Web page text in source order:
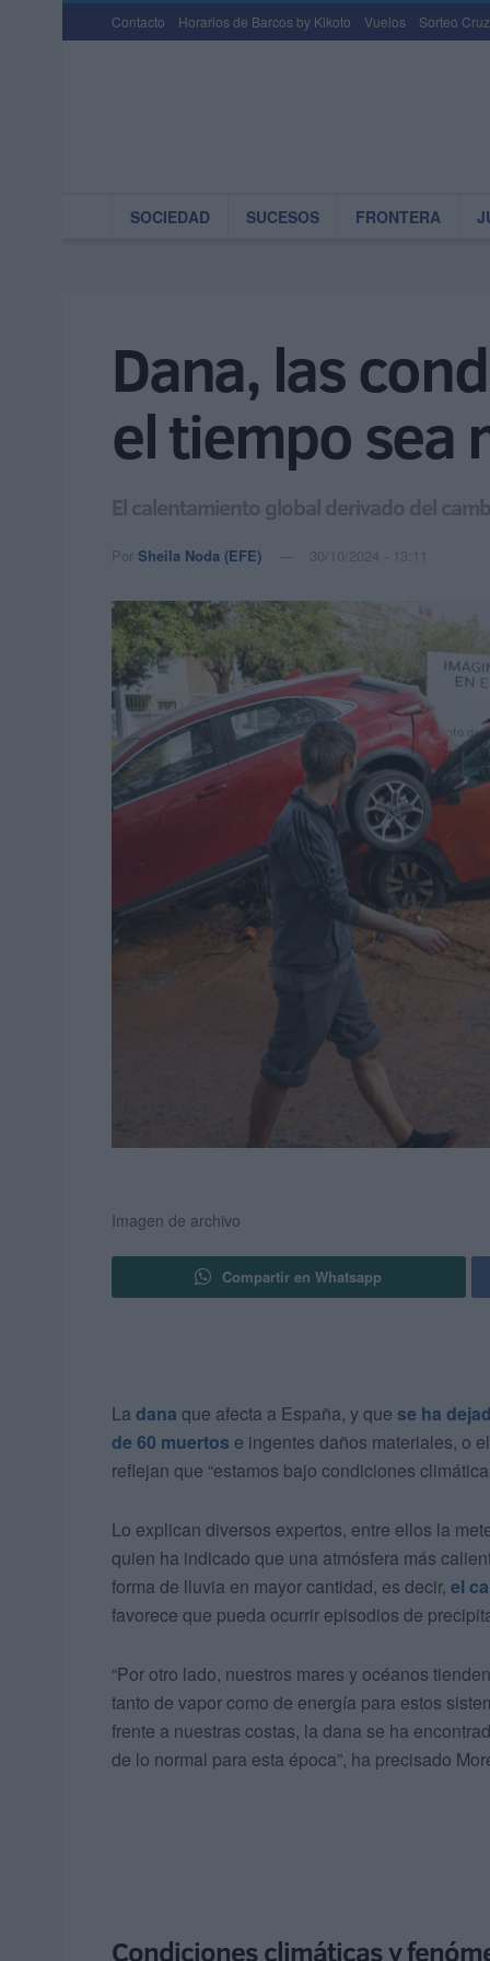
Contacto Horarios de Barcos by Kikoto Vuelos Sorteo
SOCIEDAD SUCESOS FRONTERA
Dana, las
el tiempo sea
El calentamiento global derivado del
Por Sheila Noda (EFE) 30/10/2024 - 13:11
Imagen de archivo
Compartir en Whatsapp
La dana que afecta a España, y que se ha
de 60 muertos e ingentes daños materiales, o
reflejan que “estamos bajo condiciones
Lo explican diversos expertos, entre ellos la
quien ha indicado que una atmósfera más
forma de lluvia en mayor cantidad, es decir, el
favorece que pueda ocurrir episodios de
“Por otro lado, nuestros mares y océanos
tanto de vapor como de energía para estos
frente a nuestras costas, la dana se ha
de lo normal para esta época”, ha precisado
Condiciones climáticas y